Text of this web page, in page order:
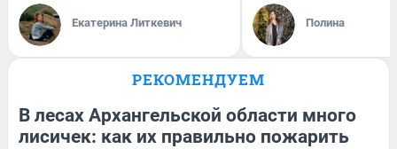
Екатерина Литкевич Полина
РЕКОМЕНДУЕМ
В лесах Архангельской области много
лисичек: как их правильно пожарить